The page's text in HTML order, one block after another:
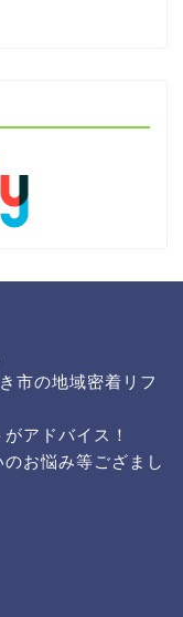
市の地域密着リフ
アドバイス！
お悩み等ござまし